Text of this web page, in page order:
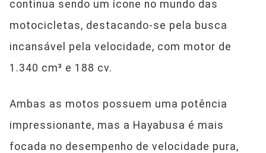
continua sendo um ícone no mundo das
motocicletas, destacando-se pela busca
incansável pela velocidade, com motor de
1.340 cm³ e 188 cv.
Ambas as motos possuem uma potência
impressionante, mas a Hayabusa é mais
focada no desempenho de velocidade pura,